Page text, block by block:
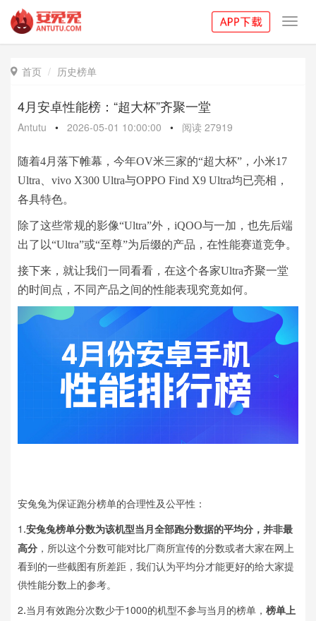
 首页 历史榜单
4月安卓性能榜：“超大杯”齐聚一堂
Antutu • 2026-05-01 10:00:00 • 阅读 27919
随着4月落下帷幕，今年OV米三家的“超大杯”，小米17
Ultra、vivo X300 Ultra与OPPO Find X9 Ultra均已亮相，
各具特色。
除了这些常规的影像“Ultra”外，iQOO与一加，也先后端
出了以“Ultra”或“至尊”为后缀的产品，在性能赛道竞争。
接下来，就让我们一同看看，在这个各家Ultra齐聚一堂
的时间点，不同产品之间的性能表现究竟如何。
安兔兔为保证跑分榜单的合理性及公平性：
1 .安兔兔榜单分数为该机型当月全部跑分数据的平均分，并非最
高分 ，所以这个分数可能对比厂商所宣传的分数或者大家在网上
看到的一些截图有所差距，我们认为平均分才能更好的给大家提
供性能分数上的参考。
2.当月有效跑分次数少于1000的机型不参与当月的榜单， 榜单上